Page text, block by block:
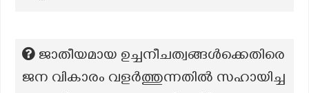
ജാതീയമായ ഉച്ചനീചത്വങ്ങൾക്കെതിരെ
ജന വികാരം വളർത്തുന്നതിൽ സഹായിച്ച